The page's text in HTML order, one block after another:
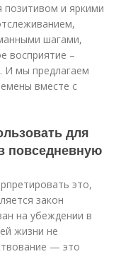
позитивом и яркими
шагами,
восприятие –
И мы предлагаем
вместе с
для
повседневную
это,
закон
на убеждении в
жизни не
— это